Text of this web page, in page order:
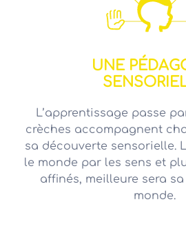
UNE
L’apprentissage passe
crèches accompagnent
sa découverte sensorielle.
le monde par les sens et
affinés, meilleure sera
monde.